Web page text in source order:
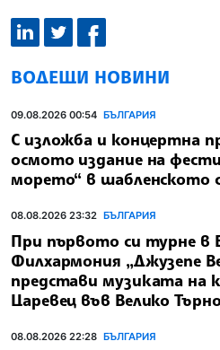
ВОДЕЩИ НОВИНИ
09.08.2026 00:54 БЪЛГАРИЯ
С изложба и концертна
осмото издание на
морето“ в шабленското
08.08.2026 23:32 БЪЛГАРИЯ
При първото си турне в
Филхармония „Джузепе
представи музиката на
Царевец във Велико
08.08.2026 22:28 БЪЛГАРИЯ